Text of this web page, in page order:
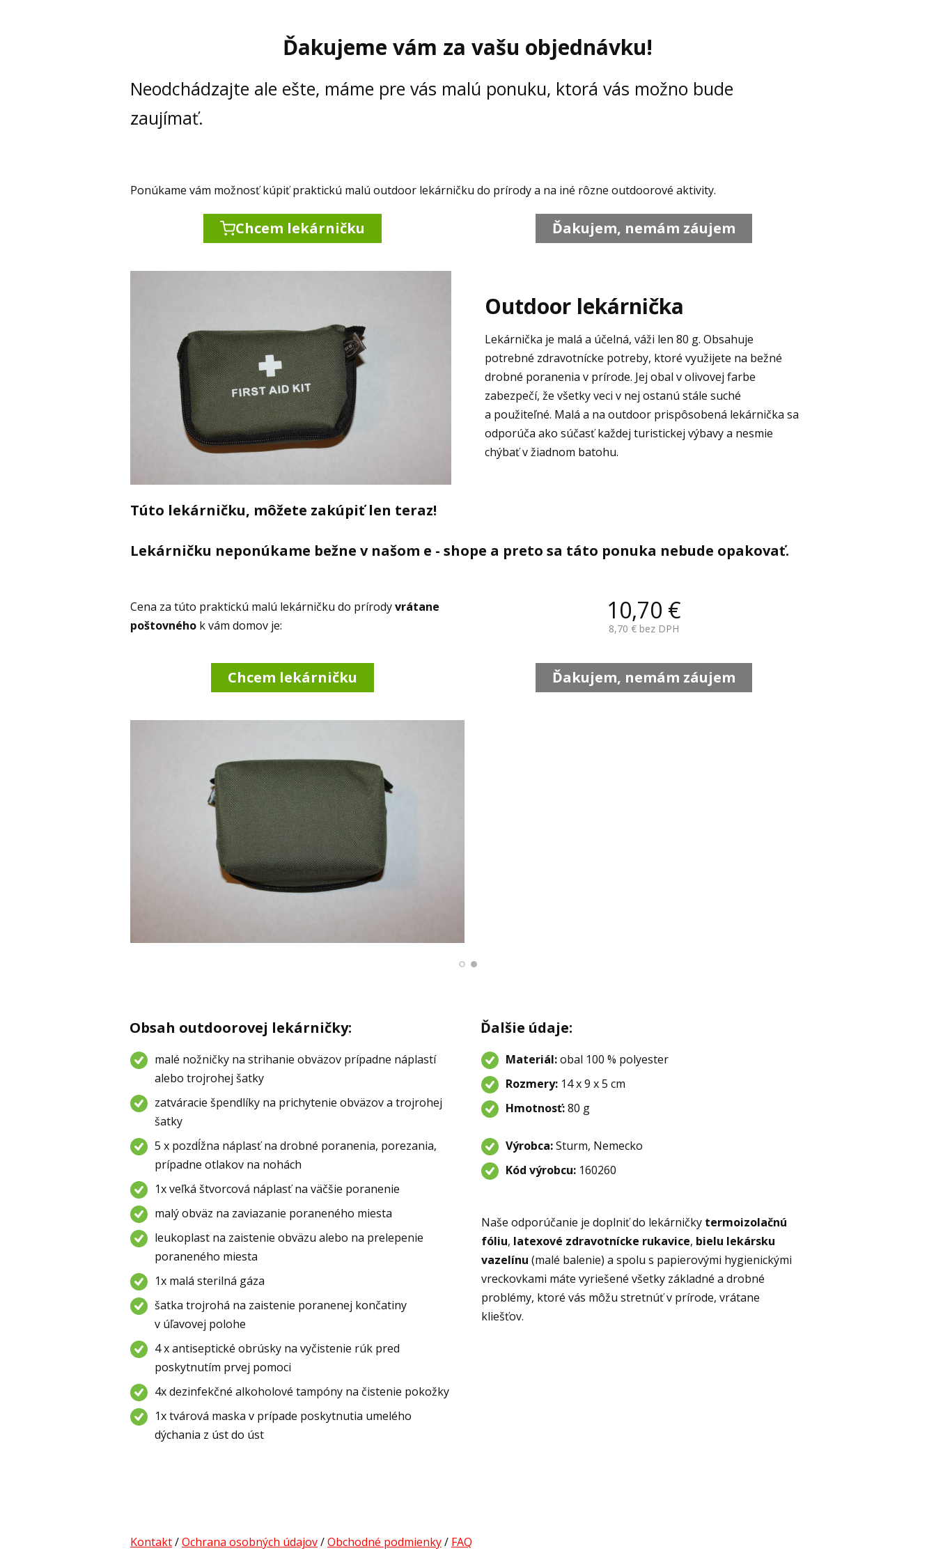
Ďakujeme vám za vašu objednávku!
Neodchádzajte ale ešte, máme pre vás malú ponuku, ktorá vás možno bude
zaujímať.
Ponúkame vám možnosť kúpiť praktickú malú outdoor lekárničku do prírody a na iné rôzne outdoorové aktivity.
Chcem lekárničku Ďakujem, nemám záujem
Outdoor lekárnička
Lekárnička je malá a účelná, váži len 80 g. Obsahuje
potrebné zdravotnícke potreby, ktoré využijete na bežné
drobné poranenia v prírode. Jej obal v olivovej farbe
zabezpečí, že všetky veci v nej ostanú stále suché
a použiteľné. Malá a na outdoor prispôsobená lekárnička sa
odporúča ako súčasť každej turistickej výbavy a nesmie
chýbať v žiadnom batohu.
Túto lekárničku, môžete zakúpiť len teraz!
Lekárničku neponúkame bežne v našom e - shope a preto sa táto ponuka nebude opakovať.
Cena za túto praktickú malú lekárničku do prírodyvrátane
poštovného k vám domov je:
10,70 €
8,70 € bez DPH
Chcem lekárničku Ďakujem, nemám záujem
Obsah outdoorovej lekárničky:
malé nožničky na strihanie obväzov prípadne náplastí
alebo trojrohej šatky
zatváracie špendlíky na prichytenie obväzov a trojrohej
šatky
5 x pozdĺžna náplasť na drobné poranenia, porezania,
prípadne otlakov na nohách
1x veľká štvorcová náplasť na väčšie poranenie
malý obväz na zaviazanie poraneného miesta
leukoplast na zaistenie obväzu alebo na prelepenie
poraneného miesta
1x malá sterilná gáza
šatka trojrohá na zaistenie poranenej končatiny
v úľavovej polohe
4 x antiseptické obrúsky na vyčistenie rúk pred
poskytnutím prvej pomoci
4x dezinfekčné alkoholové tampóny na čistenie pokožky
1x tvárová maska v prípade poskytnutia umelého
dýchania z úst do úst
Ďalšie údaje:
Materiál:obal 100 % polyester
Rozmery: 14 x 9 x 5 cm
Hmotnosť:80 g
Výrobca:Sturm, Nemecko
Kód výrobcu: 160260
Naše odporúčanie je doplniť do lekárničky termoizolačnú
fóliu, latexové zdravotnícke rukavice, bielu lekársku
vazelínu (malé balenie) a spolu s papierovými hygienickými
vreckovkami máte vyriešené všetky základné a drobné
problémy, ktoré vás môžu stretnúť v prírode, vrátane
kliešťov.
Kontakt/Ochrana osobných údajov/Obchodné podmienky/ FAQ